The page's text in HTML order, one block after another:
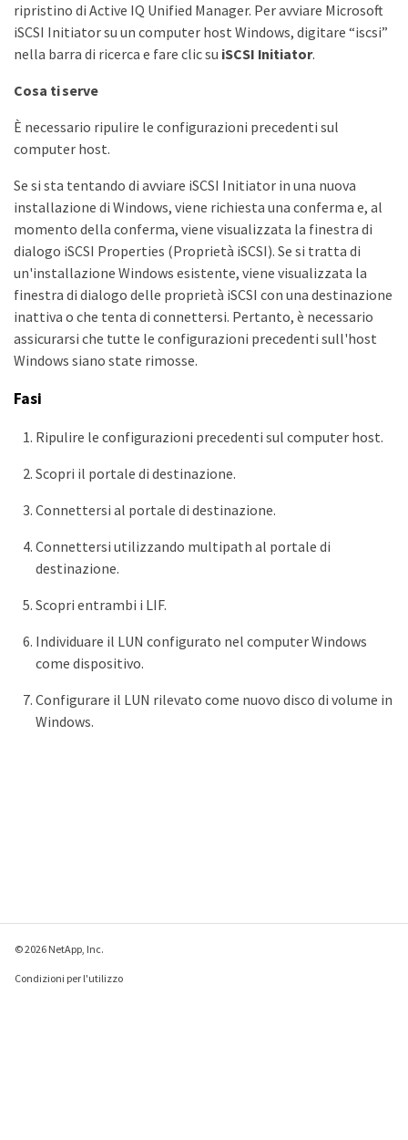
ripristino di Active IQ Unified Manager. Per avviare Microsoft
iSCSI Initiator su un computer host Windows, digitare “iscsi”
nella barra di ricerca e fare clic su iSCSI Initiator.
Cosa ti serve
È necessario ripulire le configurazioni precedenti sul
computer host.
Se si sta tentando di avviare iSCSI Initiator in una nuova
installazione di Windows, viene richiesta una conferma e, al
momento della conferma, viene visualizzata la finestra di
dialogo iSCSI Properties (Proprietà iSCSI). Se si tratta di
un'installazione Windows esistente, viene visualizzata la
finestra di dialogo delle proprietà iSCSI con una destinazione
inattiva o che tenta di connettersi. Pertanto, è necessario
assicurarsi che tutte le configurazioni precedenti sull'host
Windows siano state rimosse.
Fasi
Ripulire le configurazioni precedenti sul computer host.
Scopri il portale di destinazione.
Connettersi al portale di destinazione.
Connettersi utilizzando multipath al portale di
destinazione.
Scopri entrambi i LIF.
Individuare il LUN configurato nel computer Windows
come dispositivo.
Configurare il LUN rilevato come nuovo disco di volume in
Windows.
© 2026 NetApp, Inc.
Condizioni per l'utilizzo